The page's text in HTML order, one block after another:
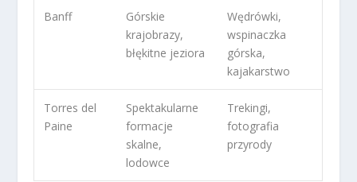
Banff
Górskie
krajobrazy,
błękitne jeziora
Wędrówki,
wspinaczka
górska,
kajakarstwo
Torres del
Paine
Spektakularne
formacje
skalne,
lodowce
Trekingi,
fotografia
przyrody